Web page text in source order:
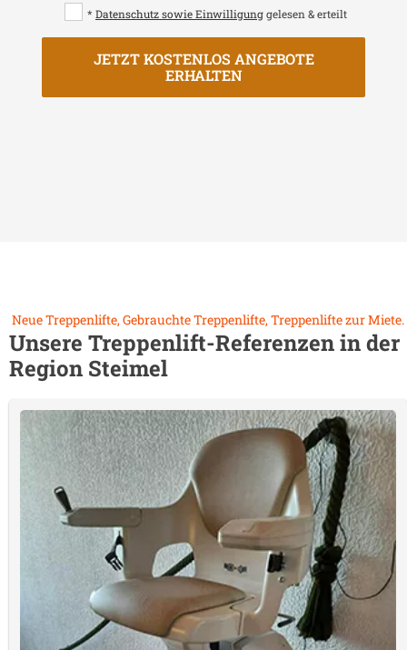
* Datenschutz sowie Einwilligung gelesen & erteilt
JETZT KOSTENLOS ANGEBOTE
ERHALTEN
Neue Treppenlifte, Gebrauchte Treppenlifte, Treppenlifte zur Miete.
Unsere Treppenlift-Referenzen in der
Region Steimel